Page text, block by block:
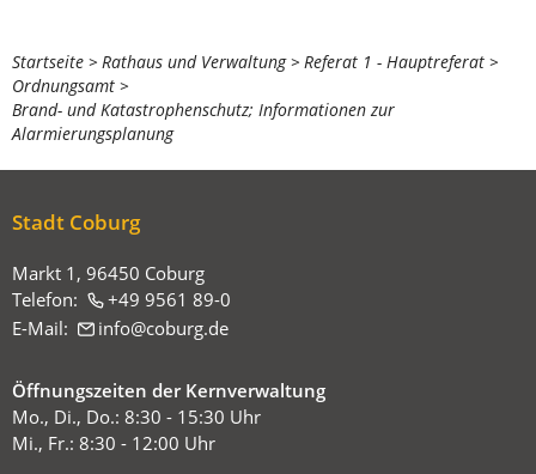
Sie
befinden
sich
hier:
Startseite Rathaus und Verwaltung
Referat 1 - Hauptreferat
Ordnungsamt
Brand- und Katastrophenschutz; Informationen zur
Alarmierungsplanung
Stadt Coburg
Markt 1, 96450 Coburg
Telefon:
+49 9561 89-0
E-Mail:
info coburg de
Öffnungszeiten der Kernverwaltung
Mo., Di., Do.: 8:30 - 15:30 Uhr
Mi., Fr.: 8:30 - 12:00 Uhr